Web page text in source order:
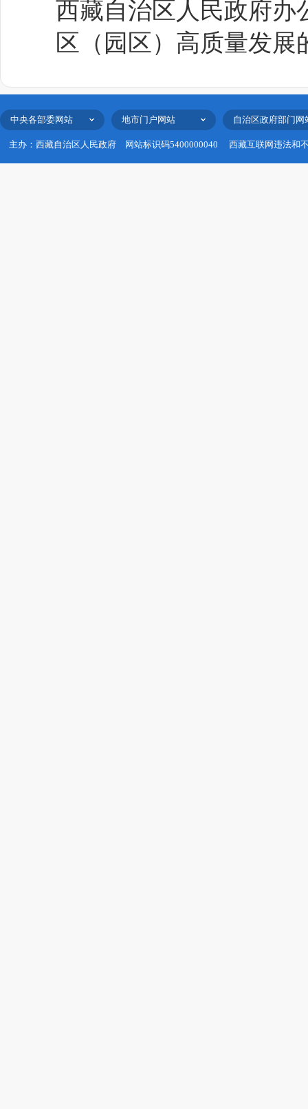
西藏自治区人民政府办
区（园区）高质量发
中央各部委网站 地市门户网站 自治区政府部门网
主办：西藏自治区人民政府 网站标识码5400000040 西藏互联网违法和